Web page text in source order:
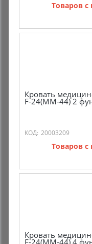
Товаров
Кровать
F-24(MM-44) 2
КОД: 20003209
Товаров
Кровать
F-24(MM-44) 4